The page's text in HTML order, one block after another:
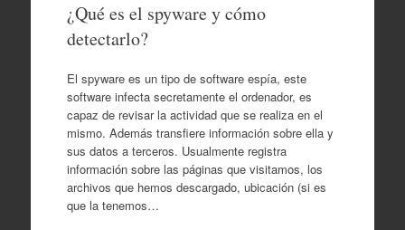
¿Qué es el spyware y cómo
detectarlo?
El spyware es un tipo de software espía, este
software infecta secretamente el ordenador, es
capaz de revisar la actividad que se realiza en el
mismo. Además transfiere información sobre ella y
sus datos a terceros. Usualmente registra
información sobre las páginas que visitamos, los
archivos que hemos descargado, ubicación (si es
que la tenemos…